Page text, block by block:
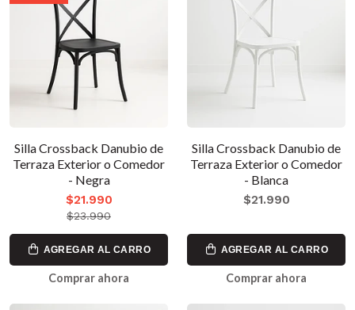
Silla Crossback Danubio de
Terraza Exterior o Comedor
- Negra
$21.990
$23.990
AGREGAR AL CARRO
Comprar ahora
Silla Crossback Danubio de
Terraza Exterior o Comedor
- Blanca
$21.990
AGREGAR AL CARRO
Comprar ahora